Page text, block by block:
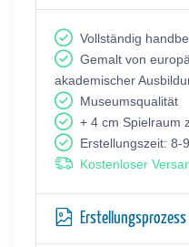
Vollständig
Gemalt von
akademischer
Museumsqualität
+ 4 cm Spielraum
Erstellungszeit: 8-
Kostenloser
Erstellungsprozess